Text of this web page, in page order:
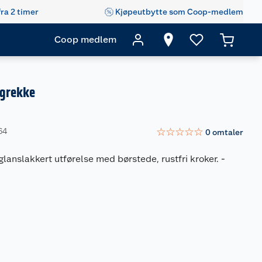
2 timer Kjøpeutbytte som Coop-medlem
Coop medlem
☆☆☆☆☆ 0omtaler
utførelse med børstede, rustfri kroker. -